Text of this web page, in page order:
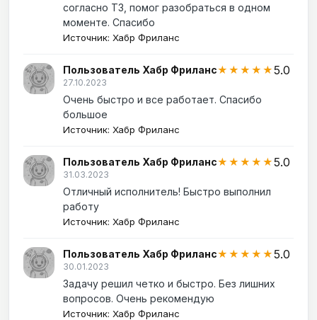
согласно ТЗ, помог разобраться в одном
моменте. Спасибо
Источник: Хабр Фриланс
Пользователь Хабр Фриланс★★★★★5.0
27.10.2023
Очень быстро и все работает. Спасибо
большое
Источник: Хабр Фриланс
Пользователь Хабр Фриланс★★★★★5.0
31.03.2023
Отличный исполнитель! Быстро выполнил
работу
Источник: Хабр Фриланс
Пользователь Хабр Фриланс★★★★★5.0
30.01.2023
Задачу решил четко и быстро. Без лишних
вопросов. Очень рекомендую
Источник: Хабр Фриланс